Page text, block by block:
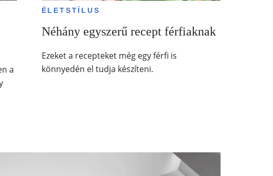
a
ÉLETSTÍLUS
Néhány egyszerű recept férfiaknak
Ezeket a recepteket még egy férfi is
könnyedén el tudja készíteni.